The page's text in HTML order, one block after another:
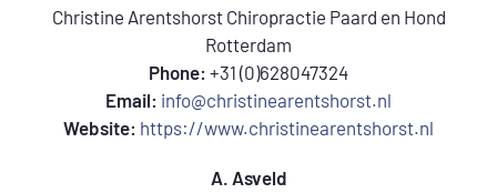
Christine Arentshorst Chiropractie Paard en Hond
Rotterdam
Phone: +31 (0)628047324
Email: info@christinearentshorst.nl
Website: https://www.christinearentshorst.nl
A. Asveld